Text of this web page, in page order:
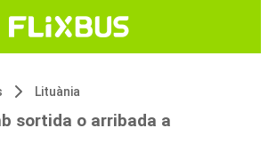
Lituània
sortida o arribada a